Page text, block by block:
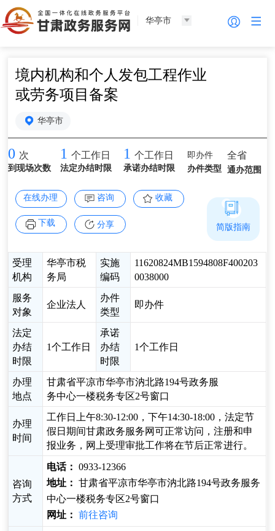
华亭市
境内机构和个人发包工程作业
或劳务项目备案
华亭市
0 次
到现场次数
1 个工作日
法定办结时限
1 个工作日
承诺办结时限
即办件
办件类型
全省
通办范围
在线办理 咨询 收藏
下载 分享
受理
机构
华亭市税
务局
实施
编码
11620824MB1594808F400203
0038000
服务
对象
企业法人
办件
类型
即办件
法定
办结
时限
1个工作日
承诺
办结
时限
1个工作日
办理
地点
甘肃省平凉市华亭市汭北路194号政务服
务中心一楼税务专区2号窗口
办理
时间
工作日上午8:30-12:00，下午14:30-18:00，法定节
假日期间甘肃政务服务网可正常访问，注册和申
报业务，网上受理审批工作将在节后正常进行。
咨询
方式
电话： 0933-12366
地址： 甘肃省平凉市华亭市汭北路194号政务服务
中心一楼税务专区2号窗口
网址： 前往咨询
简版指南